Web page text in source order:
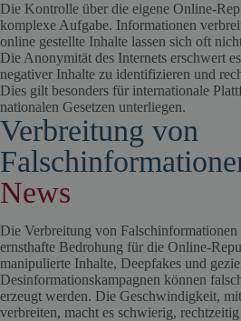
Die Kontrolle über die eigene Online-
komplexe Aufgabe. Informationen
online gestellte Inhalte lassen sich oft
Die Anonymität des Internets erschwert
negativer Inhalte zu identifizieren und
Dies gilt besonders für internationale
nationalen Gesetzen unterliegen.
Verbreitung von
News
Die Verbreitung von
ernsthafte Bedrohung für die Online-
manipulierte Inhalte, Deepfakes und
Desinformationskampagnen können
erzeugt werden. Die Geschwindigkeit,
verbreiten, macht es schwierig,